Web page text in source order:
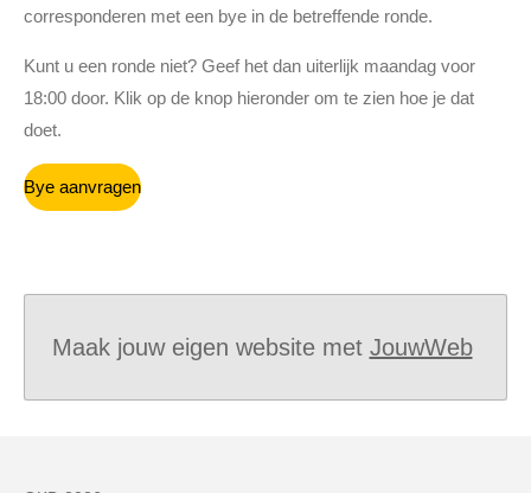
corresponderen met een bye in de betreffende ronde.
Kunt u een ronde niet? Geef het dan uiterlijk maandag voor
18:00 door. Klik op de knop hieronder om te zien hoe je dat
doet.
Bye aanvragen
Maak jouw eigen website met JouwWeb